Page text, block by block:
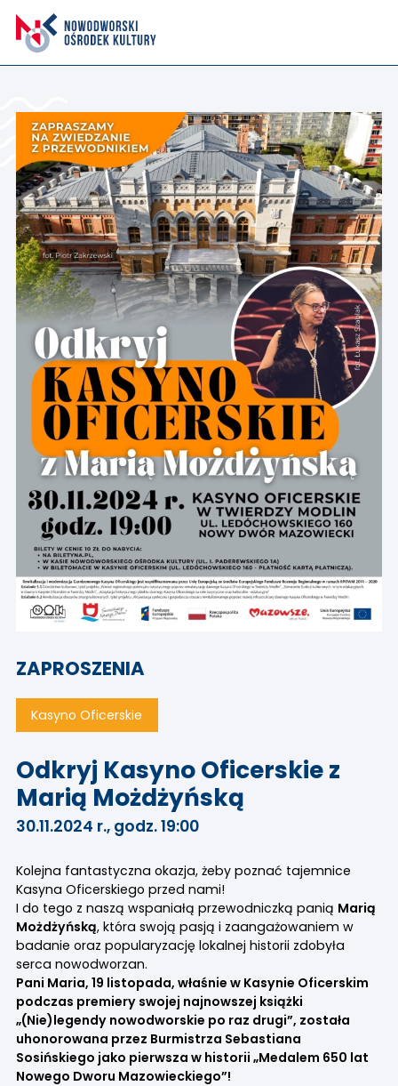
Kasyno Oficerskie
Kino
Bilety
Zajęcia stałe
Kontakt
O nas
ZAPROSZENIA
Kasyno Oficerskie
Odkryj Kasyno Oficerskie z
Marią Możdżyńską
30.11.2024 r., godz. 19:00
Kolejna fantastyczna okazja, żeby poznać tajemnice
Kasyna Oficerskiego przed nami!
I do tego z naszą wspaniałą przewodniczką panią Marią
Możdżyńską, która swoją pasją i zaangażowaniem w
badanie oraz popularyzację lokalnej historii zdobyła
serca nowodworzan.
Pani Maria, 19 listopada, właśnie w Kasynie Oficerskim
podczas premiery swojej najnowszej książki
„(Nie)legendy nowodworskie po raz drugi”, została
uhonorowana przez Burmistrza Sebastiana
Sosińskiego jako pierwsza w historii „Medalem 650 lat
Nowego Dworu Mazowieckiego”!